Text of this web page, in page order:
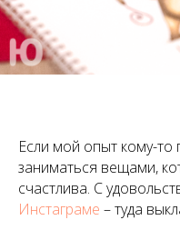
Если мой опыт кому-
заниматься вещами,
счастлива. С
Инстаграме – туда